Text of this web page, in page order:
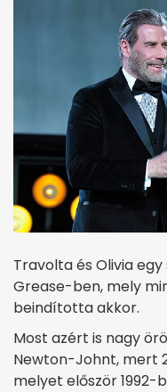
Travolta és Olivia
Grease-ben, mely
beindította akkor.
Most azért is nagy
Newton-Johnt, mert
melyet először 1992-